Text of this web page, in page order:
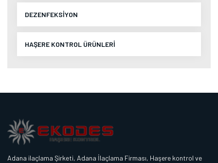
DEZENFEKSİYON
HAŞERE KONTROL ÜRÜNLERİ
Adana ilaçlama Şirketi, Adana İlaçlama Firması, Haşere kontrol ve